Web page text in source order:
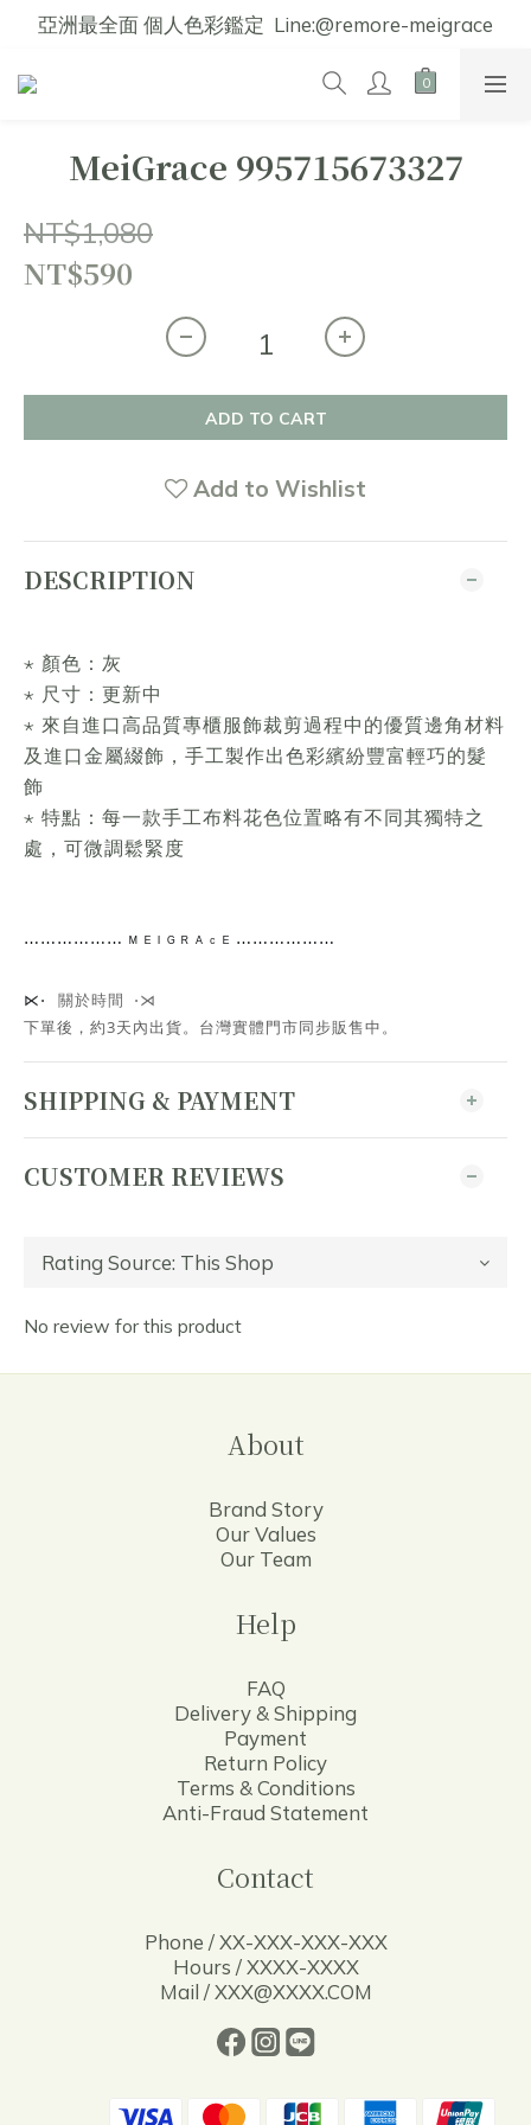
亞洲最全面 個人色彩鑑定  Line:@remore-meigrace
MeiGrace 995715673327
NT$1,080
NT$590
ADD TO CART
Add to Wishlist
DESCRIPTION
⋆ 顏色：灰
⋆ 尺寸：更新中
⋆ 來自進口高品質專櫃服飾裁剪過程中的優質邊角材料
及進口金屬綴飾，手工製作出色彩繽紛豐富輕巧的髮
飾
⋆ 特點：每一款手工布料花色位置略有不同其獨特之
處，可微調鬆緊度
⋯⋯ ⋯⋯⋯⋯ ᴹ ᴱ ᴵ ᴳ ᴿ ᴬ ᶜ ᴱ ⋯⋯⋯⋯ ⋯⋯
⋉⋅ 關於時間 ⋅⋊
下單後，約3天內出貨。台灣實體門市同步販售中。
SHIPPING & PAYMENT
CUSTOMER REVIEWS
No review for this product
About
Brand Story
Our Values
Our Team
Help
FAQ
Delivery & Shipping
Payment
Return Policy
Terms & Conditions
Anti-Fraud Statement
Contact
Phone / XX-XXX-XXX-XXX
Hours / XXXX-XXXX
Mail / XXX@XXXX.COM